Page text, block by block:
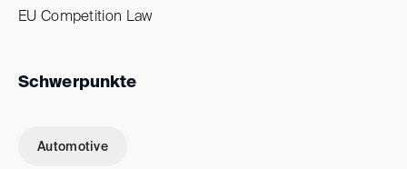
EU Competition Law
Schwerpunkte
Automotive